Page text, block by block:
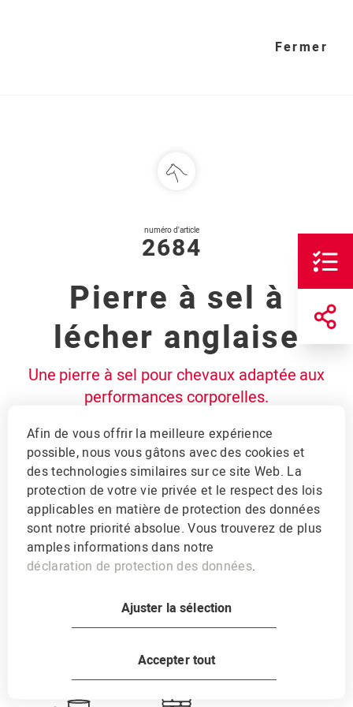
Fermer
numéro d'article
2684
Pierre à sel à
lécher anglaise
Une pierre à sel pour chevaux adaptée aux
performances corporelles.
Magnésium: 5000 mg Sodium:380 g
La pierre à sel anglaise est composée à plus de 95
% de sel et est légèrement enrichi en magnésium,
zinc, cuivre, manganèse, fer, cobalt, iode et
sélénium. Le sel pressé a une section transversale
écuries grâce à sa forme plate et à sa dureté. Il est
précisément adapté aux besoins supplémentaires
Afin de vous offrir la meilleure expérience
possible, nous vous gâtons avec des cookies et
des technologies similaires sur ce site Web. La
protection de votre vie privée et le respect des lois
applicables en matière de protection des données
sont notre priorité absolue. Vous trouverez de plus
amples informations dans notre
déclaration de protection des données.
Ajuster la sélection
Accepter tout